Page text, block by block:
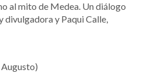
al mito de Medea. Un diálogo
divulgadora y Paqui Calle,